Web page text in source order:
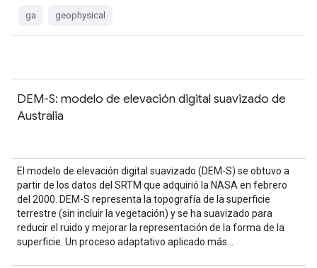
ga geophysical
DEM-S: modelo de elevación digital suavizado de
Australia
El modelo de elevación digital suavizado (DEM-S) se obtuvo a
partir de los datos del SRTM que adquirió la NASA en febrero
del 2000. DEM-S representa la topografía de la superficie
terrestre (sin incluir la vegetación) y se ha suavizado para
reducir el ruido y mejorar la representación de la forma de la
superficie. Un proceso adaptativo aplicado más…